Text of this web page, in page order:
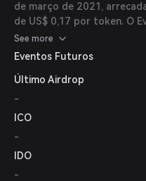
de março de 2021,
de US$ 0,17 por token. O
(TGE) e a distribuição
com o token listado a US$
See more
Eventos Futuros
Último Airdrop
-
ICO
-
IDO
-